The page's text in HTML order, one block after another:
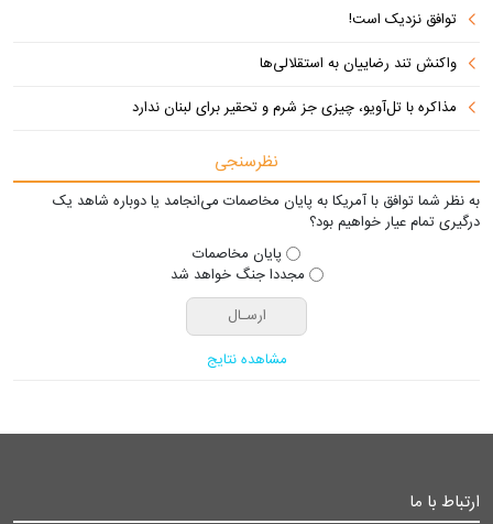
توافق نزدیک است!
واکنش تند رضاییان به استقلالی‌ها
مذاکره با تل‌آویو، چیزی جز شرم و تحقیر برای لبنان ندارد
نظرسنجی
به نظر شما توافق با آمریکا به پایان مخاصمات می‌انجامد یا دوباره شاهد یک
درگیری تمام عیار خواهیم بود؟
پایان مخاصمات
مجددا جنگ خواهد شد
مشاهده نتایج
ارتباط با ما